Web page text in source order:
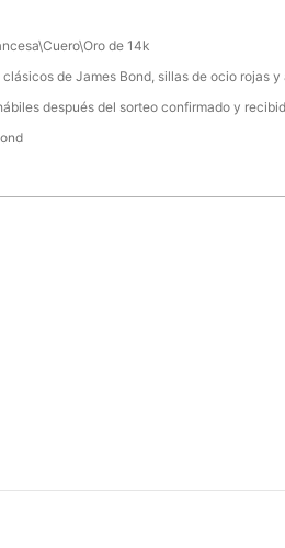
de 14k
clásicos de James Bond, sillas de ocio rojas
después del sorteo confirmado y